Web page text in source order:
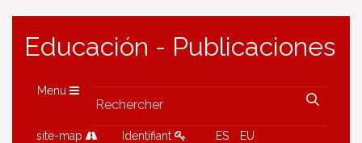
Educación - Publicaciones
Menu
site-map Identifiant ES EU